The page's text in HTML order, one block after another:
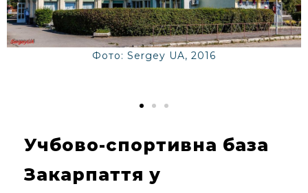
Фото: Sergey UA, 2016
Учбово-спортивна база
Закарпаття у